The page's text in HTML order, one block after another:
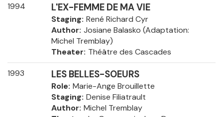
1994 L'EX-FEMME DE MA VIE
Staging René Richard Cyr
Author Josiane Balasko (Adaptation:
Michel Tremblay)
Theater Théâtre des Cascades
1993 LES BELLES-SOEURS
Role Marie-Ange Brouillette
Staging Denise Filiatrault
Author Michel Tremblay